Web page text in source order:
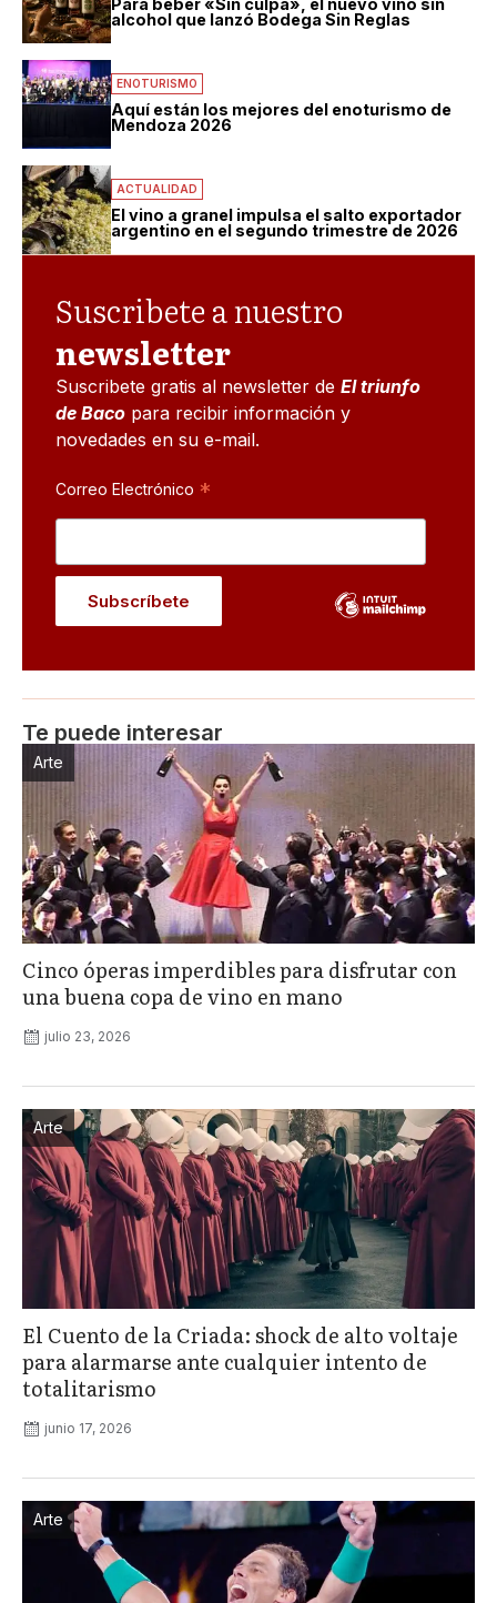
Para beber «Sin culpa», el nuevo vino sin
alcohol que lanzó Bodega Sin Reglas
ENOTURISMO
Aquí están los mejores del enoturismo de
Mendoza 2026
ACTUALIDAD
El vino a granel impulsa el salto exportador
argentino en el segundo trimestre de 2026
Suscribete a nuestro
newsletter
Suscribete gratis al newsletter de El triunfo
de Baco para recibir información y
novedades en su e-mail.
Correo Electrónico *
Te puede interesar
Arte
Cinco óperas imperdibles para disfrutar con
una buena copa de vino en mano
julio 23, 2026
Arte
El Cuento de la Criada: shock de alto voltaje
para alarmarse ante cualquier intento de
totalitarismo
junio 17, 2026
Arte